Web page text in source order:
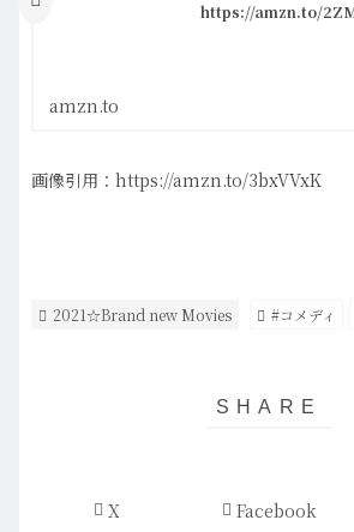
https://amzn.to/
amzn.to
画像引用：https://amzn.to/3bxVVxK
2021☆Brand new Movies #コメディ
X Facebook